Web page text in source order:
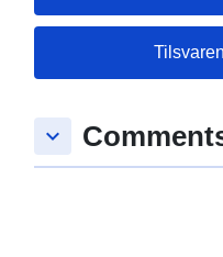
keyboard_arrow_down